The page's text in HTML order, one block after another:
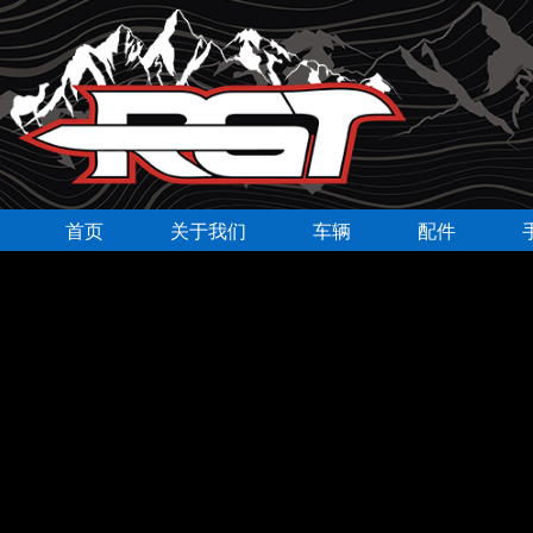
首页 关于我们 车辆 配件